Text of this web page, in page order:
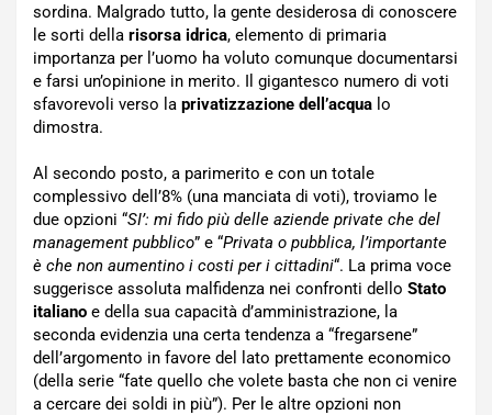
sordina. Malgrado tutto, la gente desiderosa di conoscere
le sorti della risorsa idrica, elemento di primaria
importanza per l’uomo ha voluto comunque documentarsi
e farsi un’opinione in merito. Il gigantesco numero di voti
sfavorevoli verso la privatizzazione dell’acqua lo
dimostra.
Al secondo posto, a parimerito e con un totale
complessivo dell’8% (una manciata di voti), troviamo le
due opzioni “SI’: mi fido più delle aziende private che del
management pubblico” e “Privata o pubblica, l’importante
è che non aumentino i costi per i cittadini“. La prima voce
suggerisce assoluta malfidenza nei confronti dello Stato
italiano e della sua capacità d’amministrazione, la
seconda evidenzia una certa tendenza a “fregarsene”
dell’argomento in favore del lato prettamente economico
(della serie “fate quello che volete basta che non ci venire
a cercare dei soldi in più”). Per le altre opzioni non